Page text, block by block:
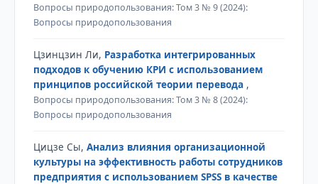
Вопросы природопользования: Том 3 № 9 (2024):
Вопросы природопользования
Цзинцзин Ли, Разработка интегрированных
подходов к обучению КРИ с использованием
принципов российской теории перевода ,
Вопросы природопользования: Том 3 № 8 (2024):
Вопросы природопользования
Цицзе Сы, Анализ влияния организационной
культуры на эффективность работы сотрудников
предприятия с использованием SPSS в качестве